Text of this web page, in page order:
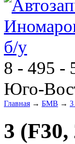
8 - 495 -
Юго-
Главная → БМВ → 3
3 (F30,